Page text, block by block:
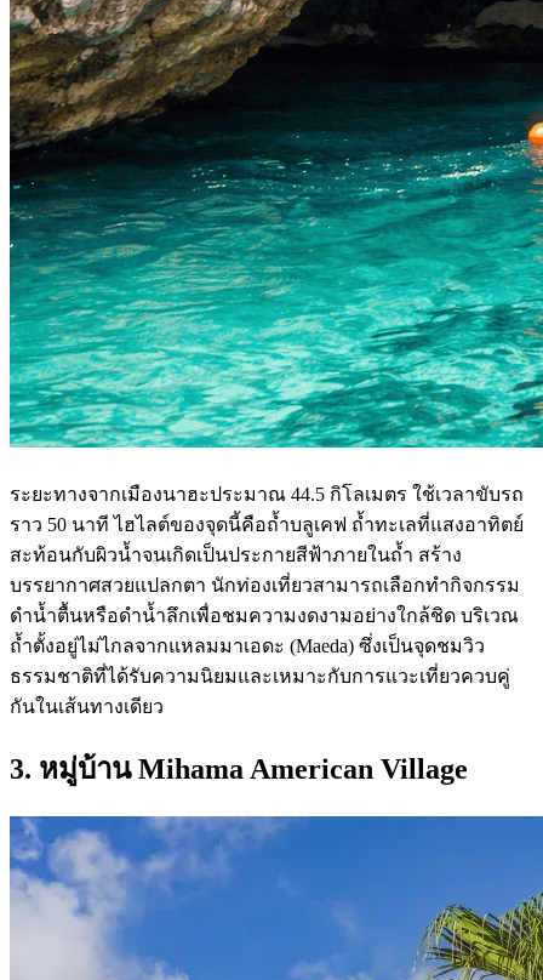
ระยะทางจากเมืองนาฮะประมาณ 44.5 กิโลเมตร ใช้เวลาขับรถ
ราว 50 นาที ไฮไลต์ของจุดนี้คือถ้ำบลูเคฟ ถ้ำทะเลที่แสงอาทิตย์
สะท้อนกับผิวน้ำจนเกิดเป็นประกายสีฟ้าภายในถ้ำ สร้าง
บรรยากาศสวยแปลกตา นักท่องเที่ยวสามารถเลือกทำกิจกรรม
ดำน้ำตื้นหรือดำน้ำลึกเพื่อชมความงดงามอย่างใกล้ชิด บริเวณ
ถ้ำตั้งอยู่ไม่ไกลจากแหลมมาเอดะ (Maeda) ซึ่งเป็นจุดชมวิว
ธรรมชาติที่ได้รับความนิยมและเหมาะกับการแวะเที่ยวควบคู่
กันในเส้นทางเดียว
3. หมู่บ้านMihama American Village